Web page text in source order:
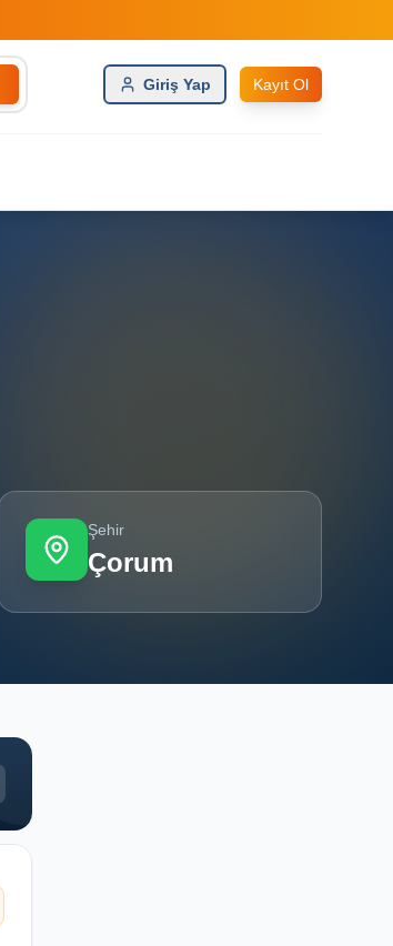
Giriş Yap Kayıt Ol
Şehir
Çorum